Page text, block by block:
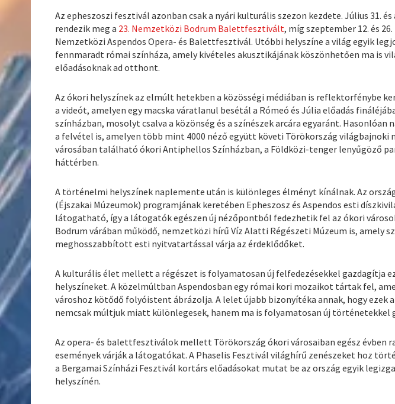
Az epheszoszi fesztivál azonban csak a nyári kulturális szezon kezdete. Július 31.
rendezik meg a 23. Nemzetközi Bodrum Balettfesztivált, míg szeptember 12. és
Nemzetközi Aspendos Opera- és Balettfesztivál. Utóbbi helyszíne a világ egyik
fennmaradt római színháza, amely kivételes akusztikájának köszönhetően ma is
előadásoknak ad otthont.
Az ókori helyszínek az elmúlt hetekben a közösségi médiában is reflektorfénybe
a videót, amelyen egy macska váratlanul besétál a Rómeó és Júlia előadás
színházban, mosolyt csalva a közönség és a színészek arcára egyaránt.
a felvétel is, amelyen több mint 4000 néző együtt követi Törökország világbajnoki
városában található ókori Antiphellos Színházban, a Földközi-tenger lenyűgöző
háttérben.
A történelmi helyszínek naplemente után is különleges élményt kínálnak. Az
(Éjszakai Múzeumok) programjának keretében Epheszosz és Aspendos esti
látogatható, így a látogatók egészen új nézőpontból fedezhetik fel az ókori
Bodrum várában működő, nemzetközi hírű Víz Alatti Régészeti Múzeum is, amely
meghosszabbított esti nyitvatartással várja az érdeklődőket.
A kulturális élet mellett a régészet is folyamatosan új felfedezésekkel gazdagítja
helyszíneket. A közelmúltban Aspendosban egy római kori mozaikot tártak fel,
városhoz kötődő folyóistent ábrázolja. A lelet újabb bizonyítéka annak, hogy ezek
nemcsak múltjuk miatt különlegesek, hanem ma is folyamatosan új történetekkel
Az opera- és balettfesztiválok mellett Törökország ókori városaiban egész évben
események várják a látogatókat. A Phaselis Fesztivál világhírű zenészeket hoz
a Bergamai Színházi Fesztivál kortárs előadásokat mutat be az ország egyik
helyszínén.